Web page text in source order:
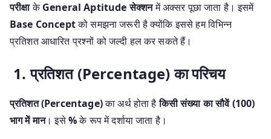
परीक्षाकेGeneral Aptitude सेक्शनमें अक्सर पूछा जाता है। इसमें
Base Conceptको समझना जरूरी है क्योंकि इससे हम विभिन्न
प्रतिशत आधारित प्रश्नों को जल्दी हल कर सकते हैं।
1. प्रतिशत (Percentage) का परिचय
प्रतिशत (Percentage)का अर्थ होता हैकिसी संख्या का सौवें (100)
भाग में मान। इसे%के रूप में दर्शाया जाता है।